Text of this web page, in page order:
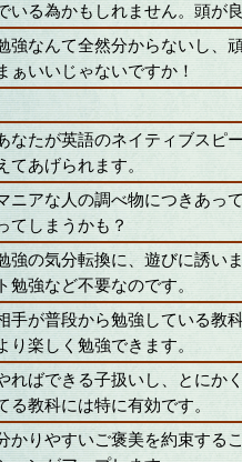
いる為かもしれません。頭が
強なんて全然分からないし、
ぁいいじゃないですか！
なたが英語のネイティブスピ
てあげられます。
ニアな人の調べ物につきあっ
てしまうかも？
強の気分転換に、遊びに誘い
ト勉強など不要なのです。
手が普段から勉強している教
り楽しく勉強できます。
ればできる子扱いし、とにか
る教科には特に有効です。
かりやすいご褒美を約束する